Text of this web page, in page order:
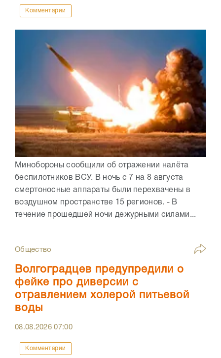
Комментарии
Минобороны сообщили об отражении налёта
беспилотников ВСУ. В ночь с 7 на 8 августа
смертоносные аппараты были перехвачены в
воздушном пространстве 15 регионов. - В
течение прошедшей ночи дежурными силами...
Общество
Волгоградцев предупредили о
фейке про диверсии с
отравлением холерой питьевой
воды
08.08.202607:00
Комментарии